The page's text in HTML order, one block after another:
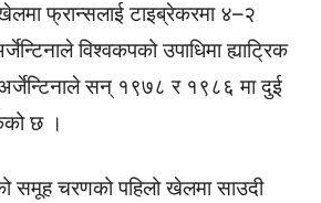
फ्रान्सलाई टाइब्रेकरमा ४–२
विश्वकपको उपाधिमा ह्याट्रिक
सन् १९७८ र १९८६ मा दुई
छ ।
समूह चरणको पहिलो खेलमा साउदी